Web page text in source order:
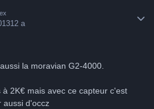
12 a
la moravian G2-4000.
2K€ mais avec ce capteur c'est
aussi d'occz